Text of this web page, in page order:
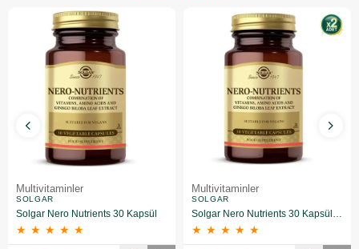
Multivitaminler
SOLGAR
Solgar Nero Nutrients 30 Kapsül
★ ★ ★ ★ ★
Multivitaminler
SOLGAR
Solgar Nero Nutrients 30 Kapsül 2 Adet
★ ★ ★ ★ ★